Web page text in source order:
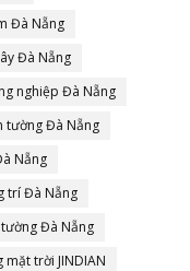
Đà Nẵng
Đà Nẵng
nghiệp Đà Nẵng
tường Đà Nẵng
Nẵng
trí Đà Nẵng
Đà Nẵng
trời JINDIAN